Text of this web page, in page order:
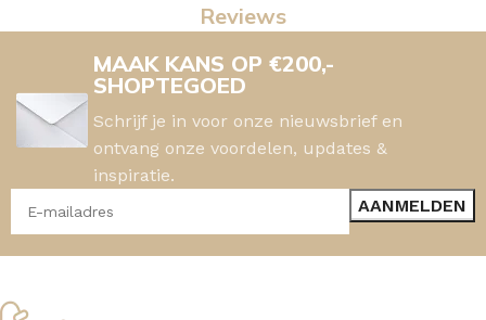
Reviews
MAAK KANS OP €200,-
SHOPTEGOED
Schrijf je in voor onze nieuwsbrief en
ontvang onze voordelen, updates &
inspiratie.